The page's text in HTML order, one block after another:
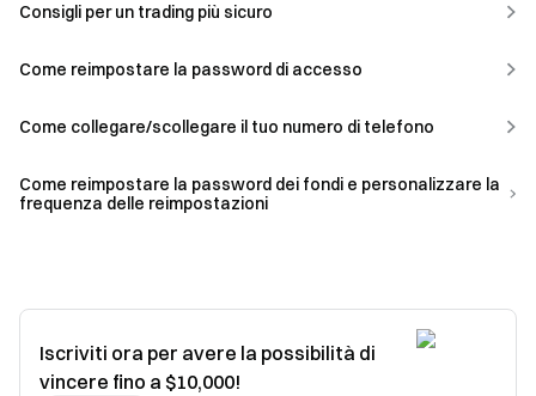
Consigli per un trading più sicuro
Come reimpostare la password di accesso
Come collegare/scollegare il tuo numero di telefono
Come reimpostare la password dei fondi e personalizzare la
frequenza delle reimpostazioni
Iscriviti ora per avere la possibilità di
vincere fino a $10,000!